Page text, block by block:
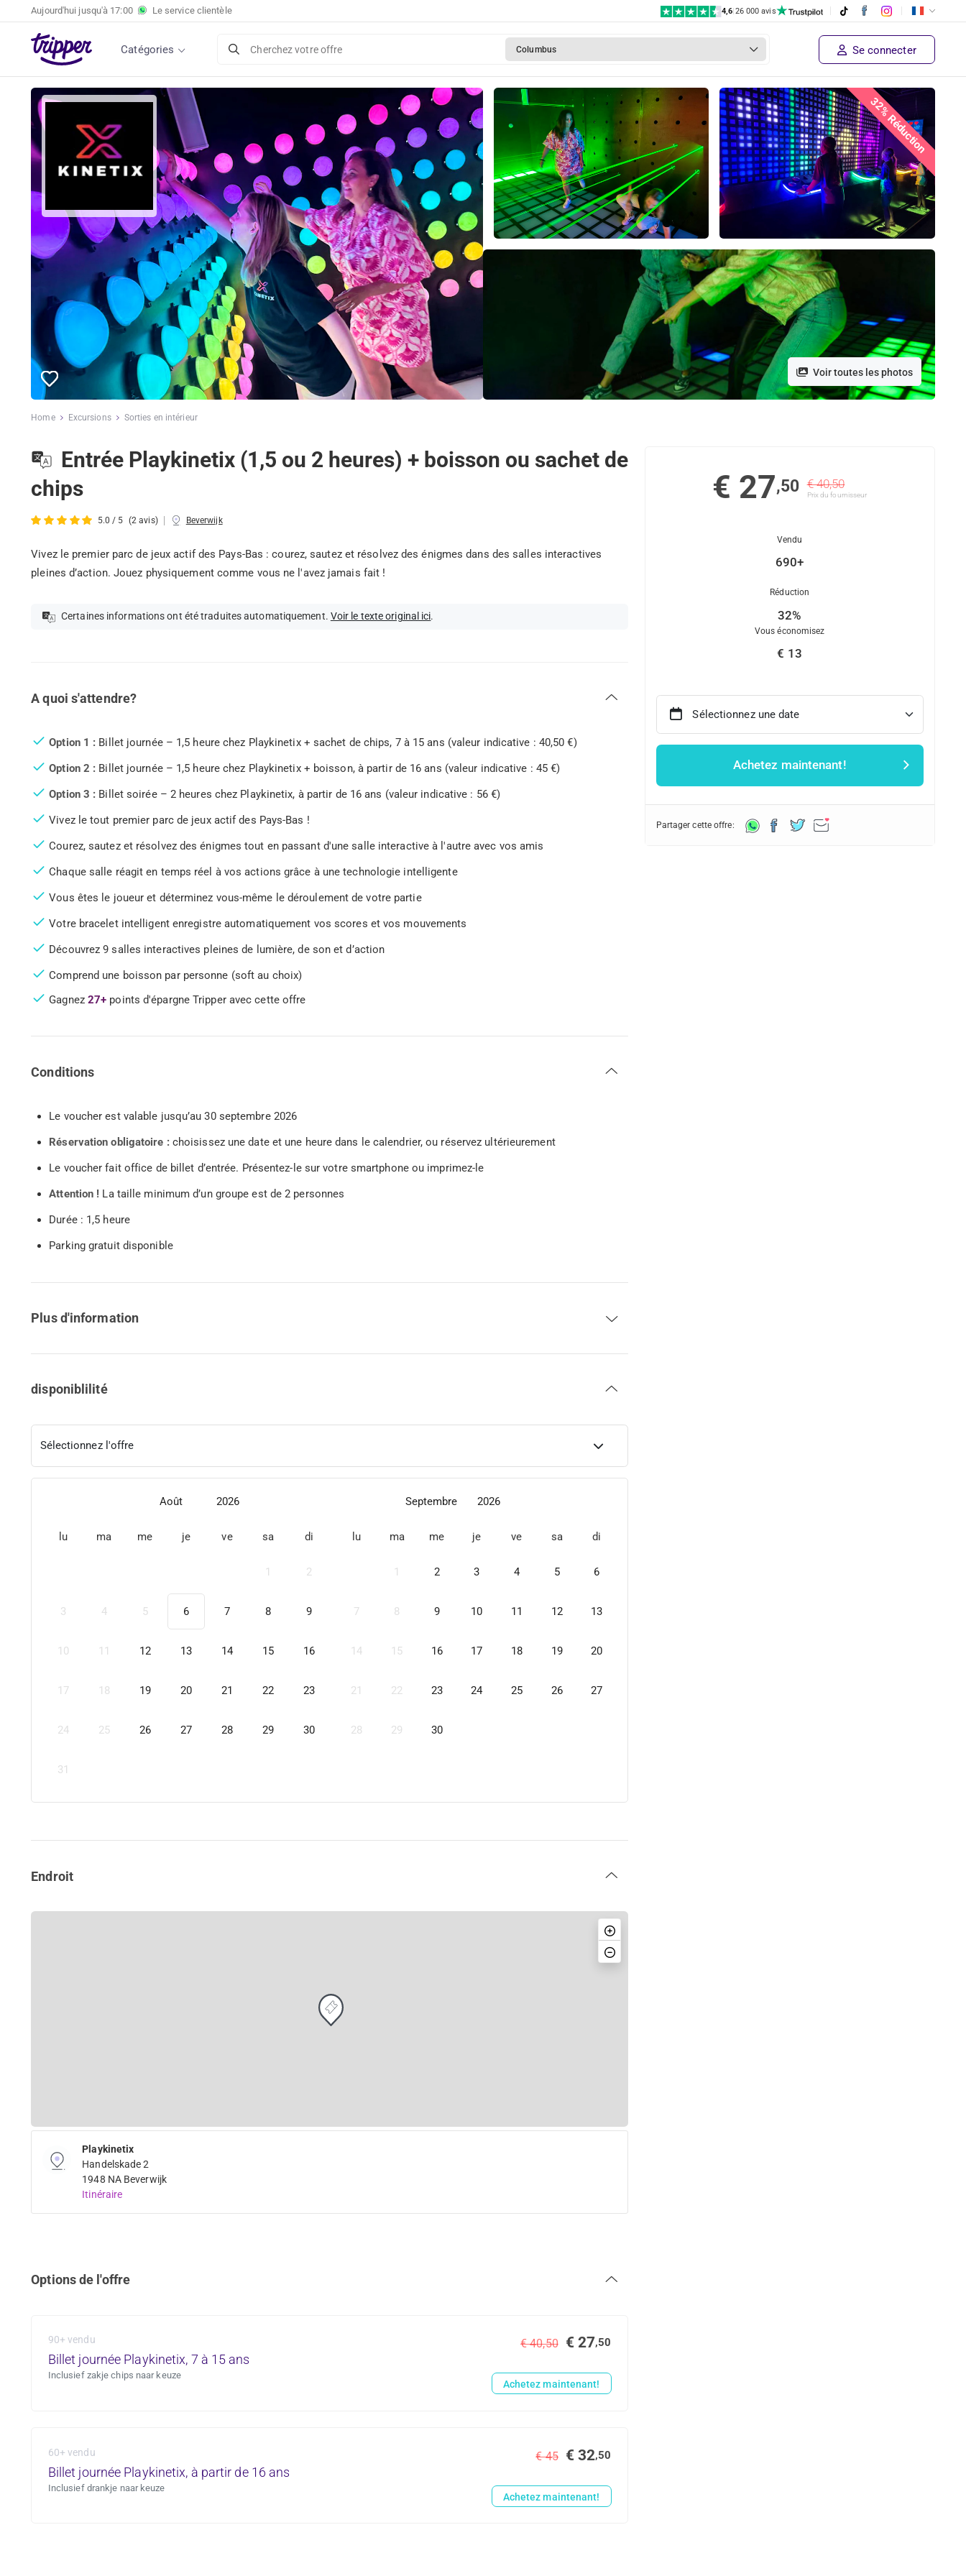
Aujourd'hui jusqu'à 17:00 Le service clientèle 4,6|26 000 avis
Catégories Cherchez votre offre Columbus Se connecter
32% Réduction
Voir toutes les photos
Home Excursions Sorties en intérieur
Entrée Playkinetix (1,5 ou 2 heures) + boisson ou sachet de
chips
5.0 / 5 (2 avis) | Beverwijk
Vivez le premier parc de jeux actif des Pays-Bas : courez, sautez et résolvez des énigmes dans des salles interactives
pleines d’action. Jouez physiquement comme vous ne l'avez jamais fait !
Certaines informations ont été traduites automatiquement. Voir le texte original ici.
A quoi s'attendre?
Option 1 : Billet journée – 1,5 heure chez Playkinetix + sachet de chips, 7 à 15 ans (valeur indicative : 40,50 €)
Option 2 : Billet journée – 1,5 heure chez Playkinetix + boisson, à partir de 16 ans (valeur indicative : 45 €)
Option 3 : Billet soirée – 2 heures chez Playkinetix, à partir de 16 ans (valeur indicative : 56 €)
Vivez le tout premier parc de jeux actif des Pays-Bas !
Courez, sautez et résolvez des énigmes tout en passant d'une salle interactive à l'autre avec vos amis
Chaque salle réagit en temps réel à vos actions grâce à une technologie intelligente
Vous êtes le joueur et déterminez vous-même le déroulement de votre partie
Votre bracelet intelligent enregistre automatiquement vos scores et vos mouvements
Découvrez 9 salles interactives pleines de lumière, de son et d’action
Comprend une boisson par personne (soft au choix)
Gagnez 27+ points d'épargne Tripper avec cette offre
Conditions
Le voucher est valable jusqu’au 30 septembre 2026
Réservation obligatoire :choisissez une date et une heure dans le calendrier, ou réservez ultérieurement
Le voucher fait office de billet d’entrée. Présentez-le sur votre smartphone ou imprimez-le
Attention ! La taille minimum d’un groupe est de 2 personnes
Durée : 1,5 heure
Parking gratuit disponible
Plus d'information
disponiblilité
Sélectionnez l'offre
Août 2026
lu ma me je ve sa di
1 2
3 4 5 6 7 8 9
10 11 12 13 14 15 16
17 18 19 20 21 22 23
24 25 26 27 28 29 30
31
Septembre 2026
lu ma me je ve sa di
1 2 3 4 5 6
7 8 9 10 11 12 13
14 15 16 17 18 19 20
21 22 23 24 25 26 27
28 29 30
Endroit
Playkinetix
Handelskade 2
1948 NA Beverwijk
Itinéraire
Options de l'offre
90+ vendu
Billet journée Playkinetix, 7 à 15 ans
Inclusief zakje chips naar keuze
€ 40,50 € 27,50
Achetez maintenant!
60+ vendu
Billet journée Playkinetix, à partir de 16 ans
Inclusief drankje naar keuze
€ 45 € 32,50
Achetez maintenant!
€ 27,50 € 40,50
Prix ​​du fournisseur
Vendu
690+
Réduction
32%
Vous économisez
€ 13
Sélectionnez une date
Achetez maintenant!
Partager cette offre: